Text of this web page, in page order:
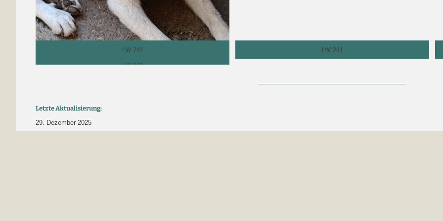
LW 241 LW 241
LW 241
Letzte Aktualisierung:
29. Dezember 2025